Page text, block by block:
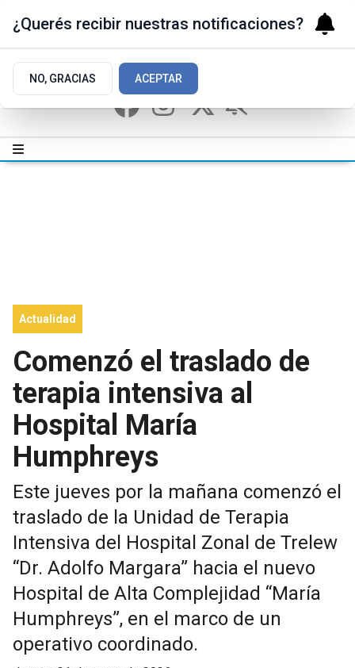
Actualidad
Comenzó el traslado de
terapia intensiva al
Hospital María
Humphreys
Este jueves por la mañana comenzó el
traslado de la Unidad de Terapia
Intensiva del Hospital Zonal de Trelew
“Dr. Adolfo Margara” hacia el nuevo
Hospital de Alta Complejidad “María
Humphreys”, en el marco de un
operativo coordinado.
¿Querés recibir nuestras notificaciones?
NO, GRACIAS ACEPTAR